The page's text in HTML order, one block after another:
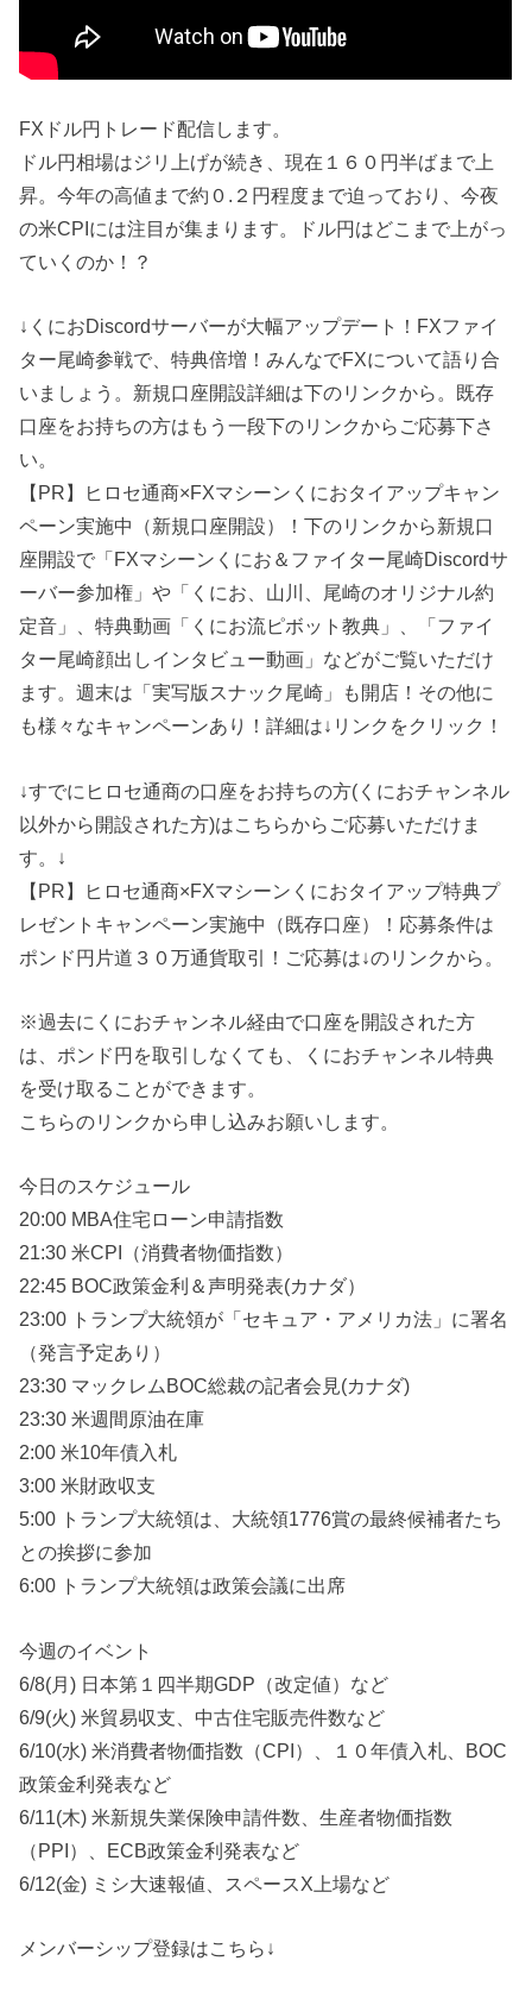
FXドル円トレード配信します。
ドル円相場はジリ上げが続き、現在１６０円半ばまで上
昇。今年の高値まで約０.２円程度まで迫っており、今夜
の米CPIには注目が集まります。ドル円はどこまで上がっ
ていくのか！？
↓くにおDiscordサーバーが大幅アップデート！FXファイ
ター尾崎参戦で、特典倍増！みんなでFXについて語り合
いましょう。新規口座開設詳細は下のリンクから。既存
口座をお持ちの方はもう一段下のリンクからご応募下さ
い。
【PR】ヒロセ通商×FXマシーンくにおタイアップキャン
ペーン実施中（新規口座開設）！下のリンクから新規口
座開設で「FXマシーンくにお＆ファイター尾崎Discordサ
ーバー参加権」や「くにお、山川、尾崎のオリジナル約
定音」、特典動画「くにお流ピボット教典」、「ファイ
ター尾崎顔出しインタビュー動画」などがご覧いただけ
ます。週末は「実写版スナック尾崎」も開店！その他に
も様々なキャンペーンあり！詳細は↓リンクをクリック！
↓すでにヒロセ通商の口座をお持ちの方(くにおチャンネル
以外から開設された方)はこちらからご応募いただけま
す。↓
【PR】ヒロセ通商×FXマシーンくにおタイアップ特典プ
レゼントキャンペーン実施中（既存口座）！応募条件は
ポンド円片道３０万通貨取引！ご応募は↓のリンクから。
※過去にくにおチャンネル経由で口座を開設された方
は、ポンド円を取引しなくても、くにおチャンネル特典
を受け取ることができます。
こちらのリンクから申し込みお願いします。
今日のスケジュール
20:00 MBA住宅ローン申請指数
21:30 米CPI（消費者物価指数）
22:45 BOC政策金利＆声明発表(カナダ）
23:00 トランプ大統領が「セキュア・アメリカ法」に署名
（発言予定あり）
23:30 マックレムBOC総裁の記者会見(カナダ)
23:30 米週間原油在庫
2:00 米10年債入札
3:00 米財政収支
5:00 トランプ大統領は、大統領1776賞の最終候補者たち
との挨拶に参加
6:00 トランプ大統領は政策会議に出席
今週のイベント
6/8(月) 日本第１四半期GDP（改定値）など
6/9(火) 米貿易収支、中古住宅販売件数など
6/10(水) 米消費者物価指数（CPI）、１０年債入札、BOC
政策金利発表など
6/11(木) 米新規失業保険申請件数、生産者物価指数
（PPI）、ECB政策金利発表など
6/12(金) ミシ大速報値、スペースX上場など
メンバーシップ登録はこちら↓